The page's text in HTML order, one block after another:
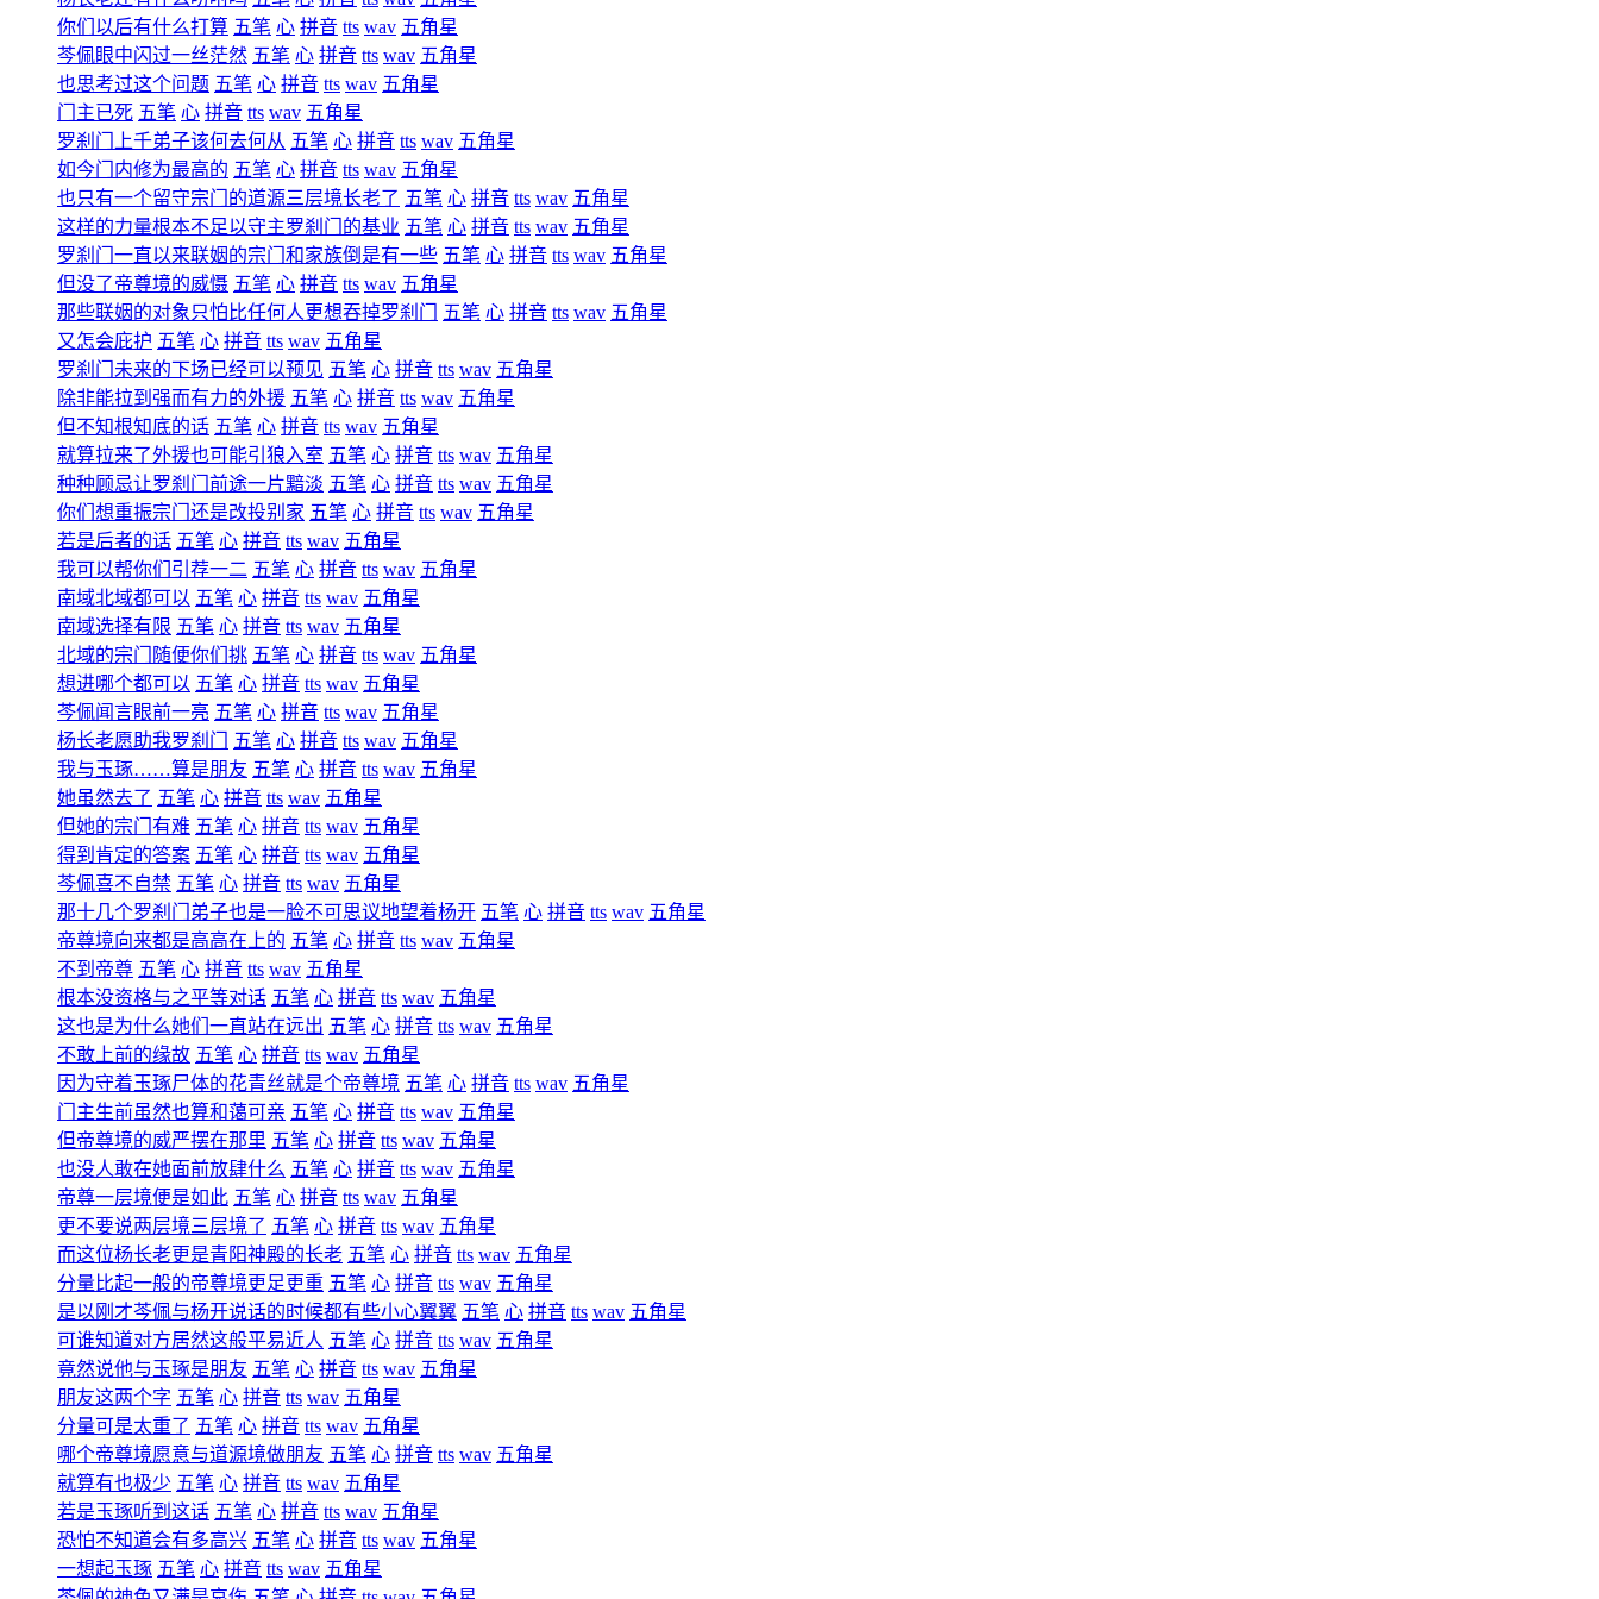
你们以后有什么打算 五笔 心 拼音 tts wav 五角星
芩佩眼中闪过一丝茫然 五笔 心 拼音 tts wav 五角星
也思考过这个问题 五笔 心 拼音 tts wav 五角星
门主已死 五笔 心 拼音 tts wav 五角星
罗刹门上千弟子该何去何从 五笔 心 拼音 tts wav 五角星
如今门内修为最高的 五笔 心 拼音 tts wav 五角星
也只有一个留守宗门的道源三层境长老了 五笔 心 拼音 tts wav 五角星
这样的力量根本不足以守主罗刹门的基业 五笔 心 拼音 tts wav 五角星
罗刹门一直以来联姻的宗门和家族倒是有一些 五笔 心 拼音 tts wav 五角星
但没了帝尊境的威慑 五笔 心 拼音 tts wav 五角星
那些联姻的对象只怕比任何人更想吞掉罗刹门
五笔 心 拼音 tts wav 五角星
又怎会庇护 五笔 心 拼音 tts wav 五角星
罗刹门未来的下场已经可以预见 五笔 心 拼音 tts wav 五角星
除非能拉到强而有力的外援 五笔 心 拼音 tts wav 五角星
但不知根知底的话 五笔 心 拼音 tts wav 五角星
就算拉来了外援也可能引狼入室 五笔 心 拼音 tts wav 五角星
种种顾忌让罗刹门前途一片黯淡 五笔 心 拼音 tts wav 五角星
你们想重振宗门还是改投别家 五笔 心 拼音 tts wav 五角星
若是后者的话 五笔 心 拼音 tts wav 五角星
我可以帮你们引荐一二 五笔 心 拼音 tts wav 五角星
南域北域都可以 五笔 心 拼音 tts wav 五角星
南域选择有限 五笔 心 拼音 tts wav 五角星
北域的宗门随便你们挑 五笔 心 拼音 tts wav 五角星
想进哪个都可以 五笔 心 拼音 tts wav 五角星
芩佩闻言眼前一亮 五笔 心 拼音 tts wav 五角星
杨长老愿助我罗刹门
五笔 心 拼音 tts wav 五角星
我与玉琢……算是朋友 五笔 心 拼音 tts wav 五角星
她虽然去了 五笔 心 拼音 tts wav 五角星
但她的宗门有难 五笔 心 拼音 tts wav 五角星
得到肯定的答案 五笔 心 拼音 tts wav 五角星
芩佩喜不自禁 五笔 心 拼音 tts wav 五角星
那十几个罗刹门弟子也是一脸不可思议地望着杨开 五笔 心 拼音 tts wav 五角星
帝尊境向来都是高高在上的 五笔 心 拼音 tts wav 五角星
不到帝尊 五笔 心 拼音 tts wav 五角星
根本没资格与之平等对话 五笔 心 拼音 tts wav 五角星
这也是为什么她们一直站在远出 五笔 心 拼音 tts wav 五角星
不敢上前的缘故 五笔 心 拼音 tts wav 五角星
因为守着玉琢尸体的花青丝就是个帝尊境 五笔 心 拼音 tts wav 五角星
门主生前虽然也算和蔼可亲 五笔 心 拼音 tts wav 五角星
但帝尊境的威严摆在那里 五笔 心 拼音 tts wav 五角星
也没人敢在她面前放肆什么 五笔 心 拼音 tts wav 五角星
帝尊一层境便是如此 五笔 心 拼音 tts wav 五角星
更不要说两层境三层境了 五笔 心 拼音 tts wav 五角星
而这位杨长老更是青阳神殿的长老 五笔 心 拼音 tts wav 五角星
分量比起一般的帝尊境更足更重 五笔 心 拼音 tts wav 五角星
是以刚才芩佩与杨开说话的时候都有些小心翼翼 五笔 心 拼音 tts wav 五角星
可谁知道对方居然这般平易近人 五笔 心 拼音 tts wav 五角星
竟然说他与玉琢是朋友 五笔 心 拼音 tts wav 五角星
朋友这两个字 五笔 心 拼音 tts wav 五角星
分量可是太重了 五笔 心 拼音 tts wav 五角星
哪个帝尊境愿意与道源境做朋友 五笔 心 拼音 tts wav 五角星
就算有也极少 五笔 心 拼音 tts wav 五角星
若是玉琢听到这话 五笔 心 拼音 tts wav 五角星
恐怕不知道会有多高兴 五笔 心 拼音 tts wav 五角星
一想起玉琢 五笔 心 拼音 tts wav 五角星